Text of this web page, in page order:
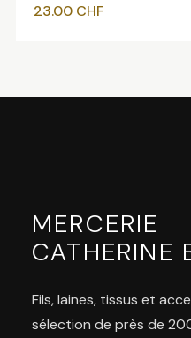
23.00 CHF
MERCERIE
CATHERINE
Fils, laines, tissus et
sélection de près de